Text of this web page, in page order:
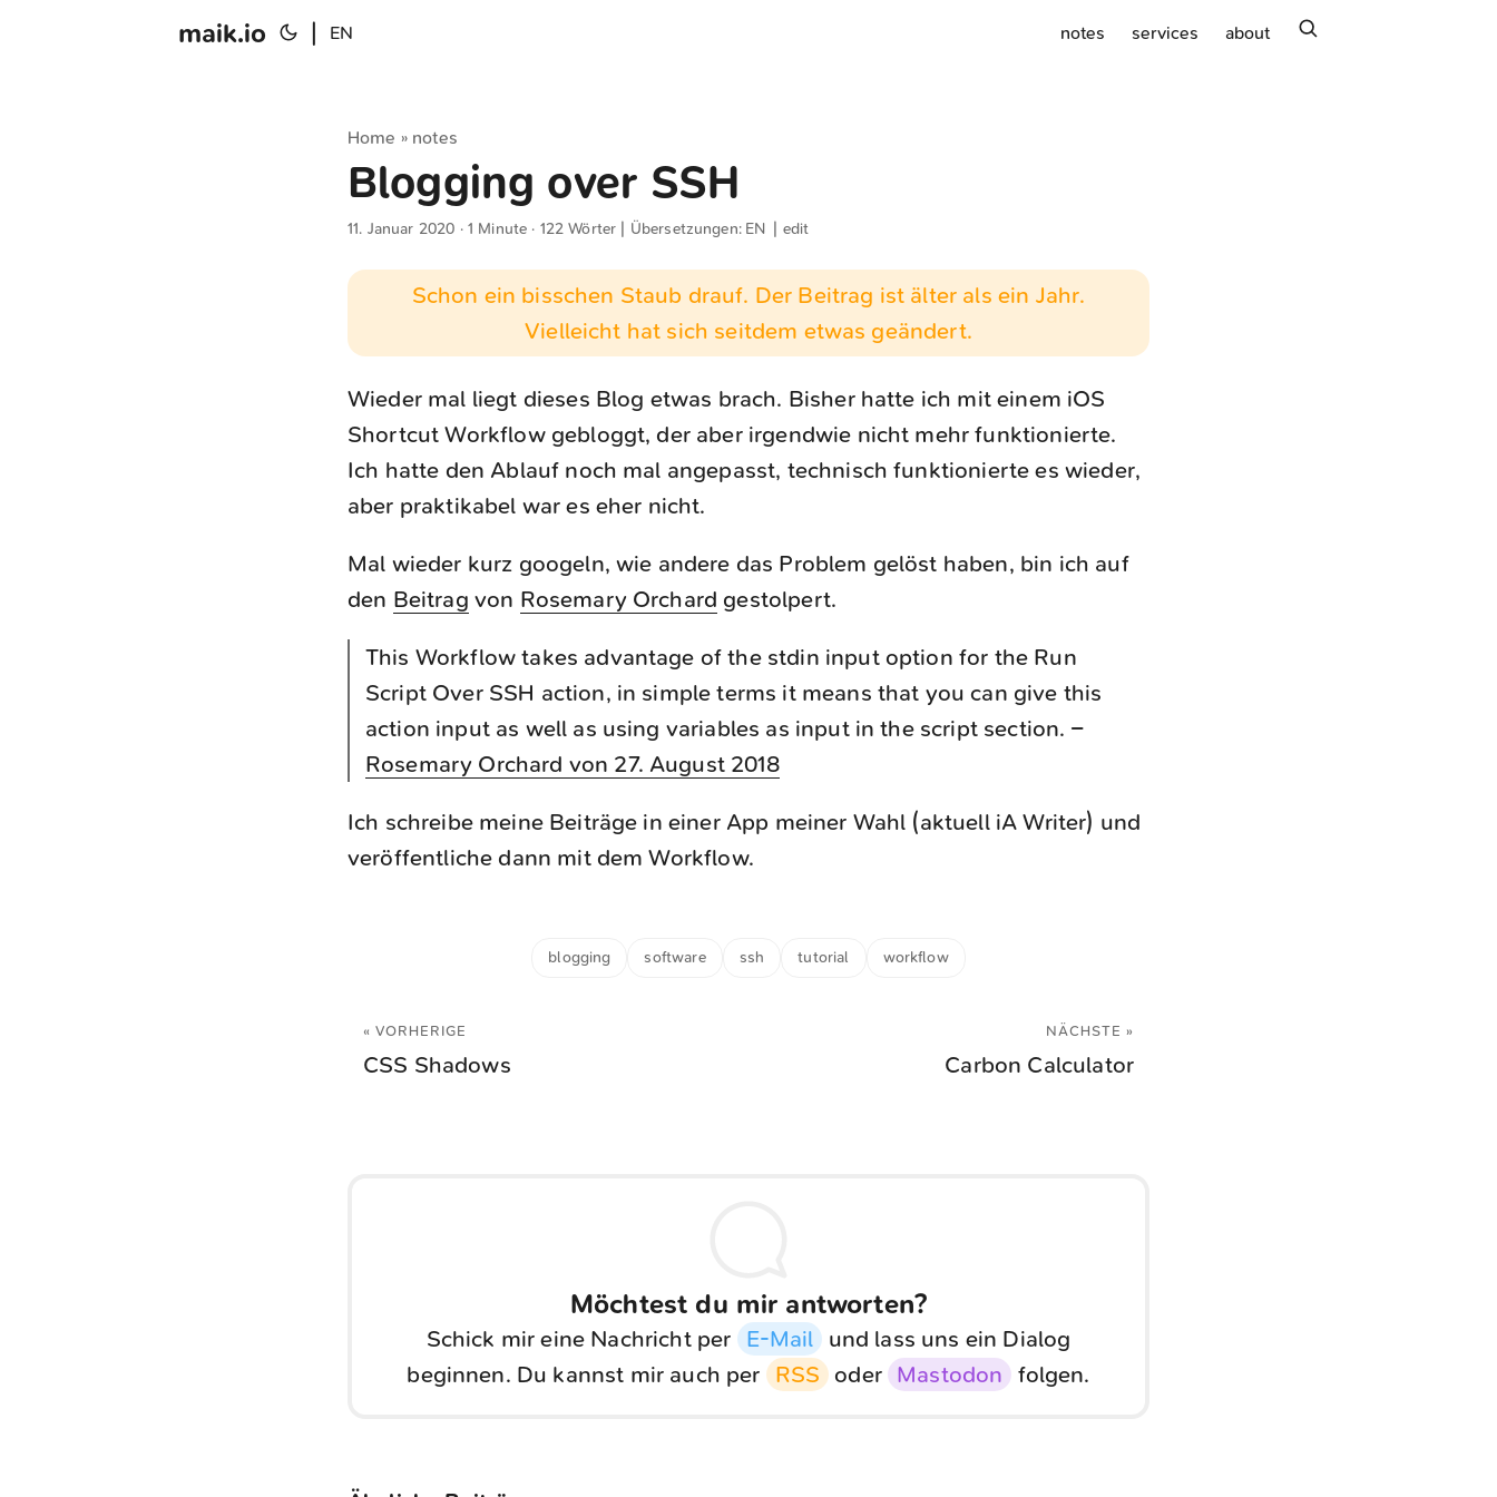
maik.io EN notes services about
Home » notes
Blogging over SSH
11. Januar 2020 · 1 Minute · 122 Wörter | Übersetzungen: EN edit
Schon ein bisschen Staub drauf. Der Beitrag ist älter als ein Jahr.
Vielleicht hat sich seitdem etwas geändert.
Wieder mal liegt dieses Blog etwas brach. Bisher hatte ich mit einem iOS
Shortcut Workflow gebloggt, der aber irgendwie nicht mehr funktionierte.
Ich hatte den Ablauf noch mal angepasst, technisch funktionierte es wieder,
aber praktikabel war es eher nicht.
Mal wieder kurz googeln, wie andere das Problem gelöst haben, bin ich auf
den Beitrag von Rosemary Orchard gestolpert.
This Workflow takes advantage of the stdin input option for the Run
Script Over SSH action, in simple terms it means that you can give this
action input as well as using variables as input in the script section. –
Rosemary Orchard von 27. August 2018
Ich schreibe meine Beiträge in einer App meiner Wahl (aktuell iA Writer) und
veröffentliche dann mit dem Workflow.
blogging software ssh tutorial workflow
« VORHERIGE
CSS Shadows
NÄCHSTE »
Carbon Calculator
Möchtest du mir antworten?
Schick mir eine Nachricht per E-Mail
und lass uns ein Dialog
beginnen. Du kannst mir auch per
RSS oder Mastodon folgen.